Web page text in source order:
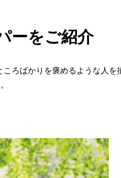
ーをご紹介
ろばかりを褒めるような人を